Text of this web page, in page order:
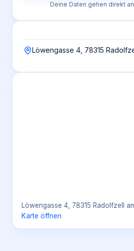
Deine Daten gehen direkt
Löwengasse 4, 78315
Löwengasse 4, 78315 Radolfzell
Karte öffnen